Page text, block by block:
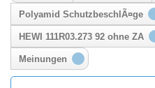
Polyamid SchutzbeschlÃ¤ge
HEWI 111R03.273 92 ohne ZA
Meinungen